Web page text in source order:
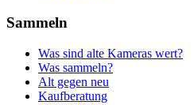
Sammeln
Was sind alte Kameras wert?
Was sammeln?
Alt gegen neu
Kaufberatung